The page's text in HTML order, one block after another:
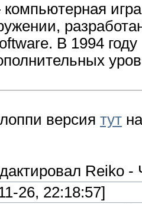
В 1994
версия тут
Reiko -
26, 22:18:57]